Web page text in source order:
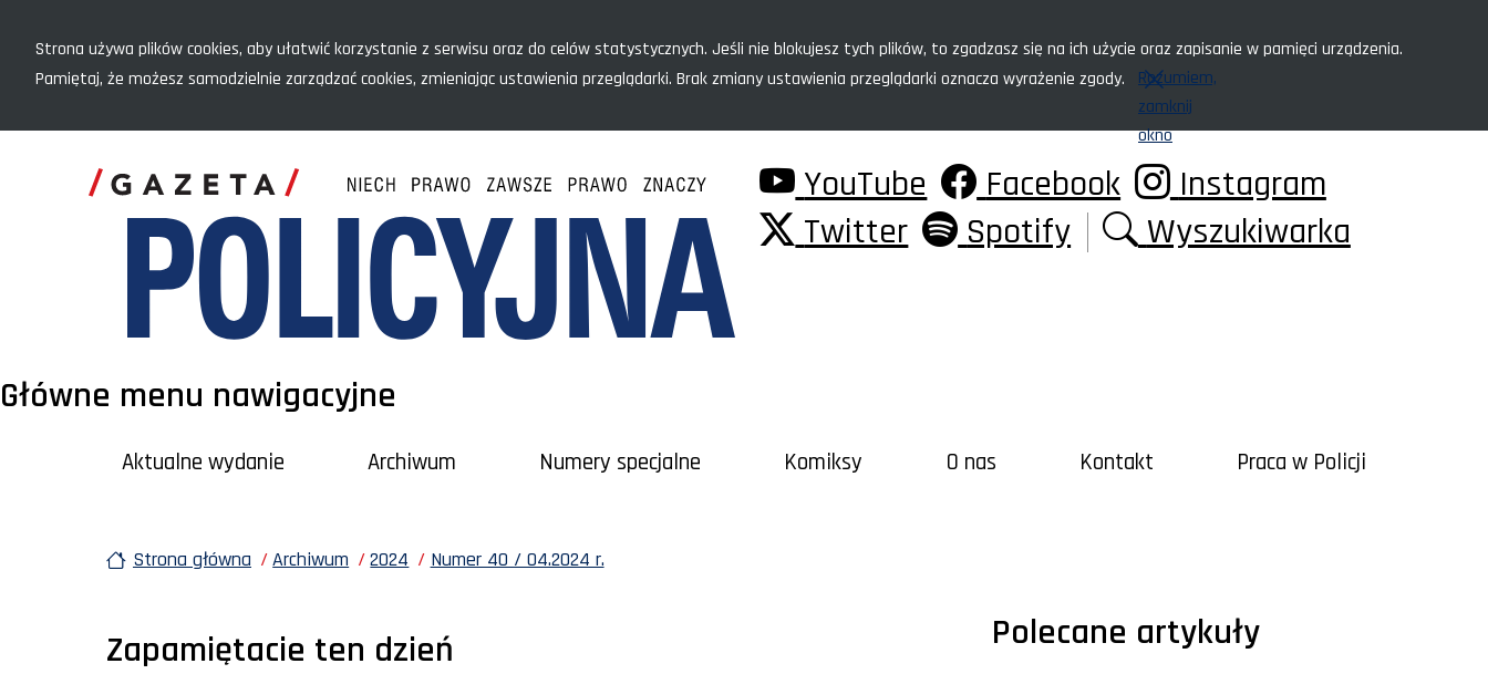
Strona używa plików cookies, aby ułatwić korzystanie z serwisu oraz do celów statystycznych. Jeśli nie blokujesz tych plików, to zgadzasz się na ich użycie oraz zapisanie w pamięci urządzenia.
Pamiętaj, że możesz samodzielnie zarządzać cookies, zmieniając ustawienia przeglądarki. Brak zmiany ustawienia przeglądarki oznacza wyrażenie zgody.
Rozumiem,
zamknij
okno
YouTube Facebook
Instagram
Twitter
Spotify Wyszukiwarka
Główne menu nawigacyjne
Aktualne wydanie Archiwum Numery specjalne Komiksy O nas Kontakt Praca w Policji
Strona główna Archiwum 2024 Numer 40 / 04.2024 r.
Zapamiętacie ten dzień Polecane artykuły